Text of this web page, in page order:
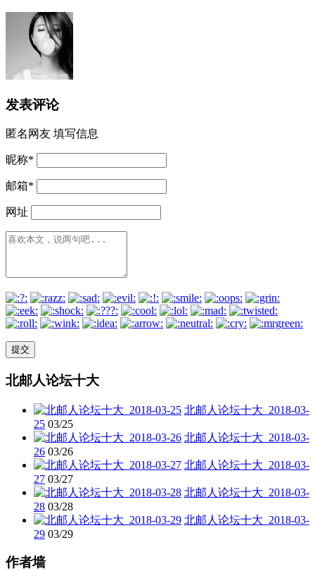
发表评论
匿名网友 填写信息
昵称*
邮箱*
网址
北邮人论坛十大
北邮人论坛十大_2018-03-
25 03/25
北邮人论坛十大_2018-03-
26 03/26
北邮人论坛十大_2018-03-
27 03/27
北邮人论坛十大_2018-03-
28 03/28
北邮人论坛十大_2018-03-
29 03/29
作者墙